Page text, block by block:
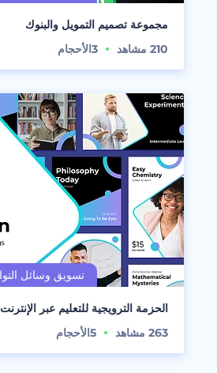
مجموعة تصميم التمويل والبنوك
210 مشاهد 3الأحجام
الحزمة الترويجية للتعليم عبر الإنترنت
263 مشاهد 5الأحجام